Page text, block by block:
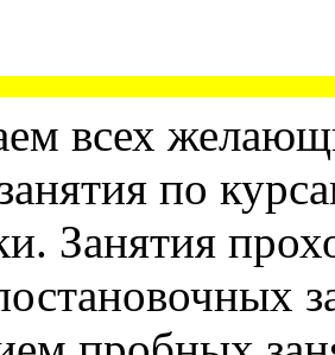
всех
по
Занятия